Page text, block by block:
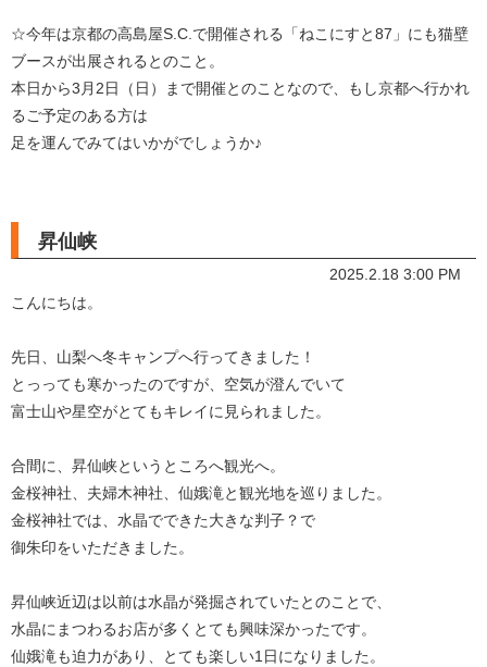
☆今年は京都の高島屋S.C.で開催される「ねこにすと87」にも猫壁
ブースが出展されるとのこと。
本日から3月2日（日）まで開催とのことなので、もし京都へ行かれ
るご予定のある方は
足を運んでみてはいかがでしょうか♪
昇仙峡
2025.2.18 3:00 PM
こんにちは。
先日、山梨へ冬キャンプへ行ってきました！
とっっても寒かったのですが、空気が澄んでいて
富士山や星空がとてもキレイに見られました。
合間に、昇仙峡というところへ観光へ。
金桜神社、夫婦木神社、仙娥滝と観光地を巡りました。
金桜神社では、水晶でできた大きな判子？で
御朱印をいただきました。
昇仙峡近辺は以前は水晶が発掘されていたとのことで、
水晶にまつわるお店が多くとても興味深かったです。
仙娥滝も迫力があり、とても楽しい1日になりました。